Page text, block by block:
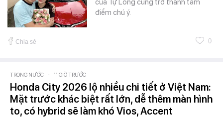
của Tự Long cũng trở thành tâm
điểm chú ý.
Chia sẻ 0
TRONG NƯỚC - 11 GIỜ TRƯỚC
Honda City 2026 lộ nhiều chi tiết ở Việt Nam:
Mặt trước khác biệt rất lớn, dễ thêm màn hình
to, có hybrid sẽ làm khó Vios, Accent